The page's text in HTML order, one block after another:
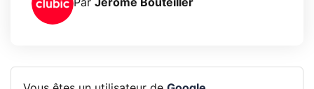
Par Jérôme Bouteiller